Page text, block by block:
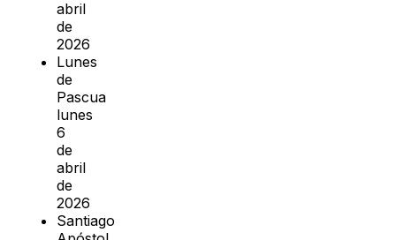
abril
de
2026
Lunes
de
Pascua
lunes
6
de
abril
de
2026
Santiago